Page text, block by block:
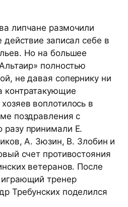
липчане размочили
действие записал себе в
Но на большее
полностью
не давая сопернику ни
контратакующие
воплотилось в
поздравления с
принимали Е.
А. Зюзин, В. Злобин и
счет противостояния
ветеранов. После
играющий тренер
Требунских поделился